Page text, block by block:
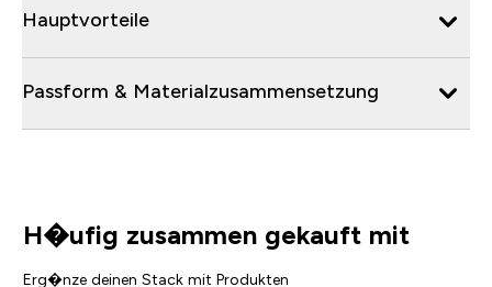
Hauptvorteile
Passform & Materialzusammensetzung
H�ufig zusammen gekauft mit
Erg�nze deinen Stack mit Produkten